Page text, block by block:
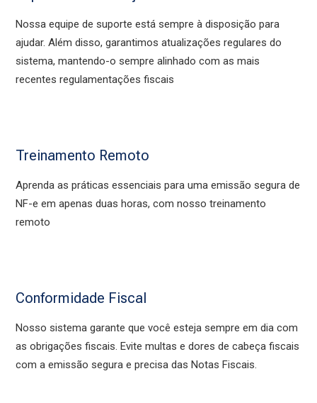
Nossa equipe de suporte está sempre à disposição para
ajudar. Além disso, garantimos atualizações regulares do
sistema, mantendo-o sempre alinhado com as mais
recentes regulamentações fiscais
Treinamento Remoto
Aprenda as práticas essenciais para uma emissão segura de
NF-e em apenas duas horas, com nosso treinamento
remoto
Conformidade Fiscal
Nosso sistema garante que você esteja sempre em dia com
as obrigações fiscais. Evite multas e dores de cabeça fiscais
com a emissão segura e precisa das Notas Fiscais.